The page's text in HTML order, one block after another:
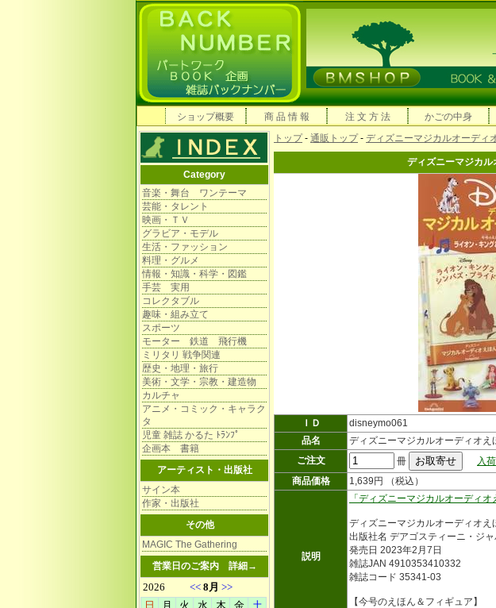
ショップ概要
商 品 情 報 注 文 方 法 かごの中身
Category
音楽・舞台 ワンテーマ
芸能・タレント
映画・ＴＶ
グラビア・モデル
生活・ファッション
料理・グルメ
情報・知識・科学・図鑑
手芸 実用
コレクタブル
趣味・組み立て
スポーツ
モーター 鉄道 飛行機
ミリタリ 戦争関連
歴史・地理・旅行
美術・文学・宗教・建造物
カルチャ
アニメ・コミック・キャラク
タ
児童 雑誌 かるた ﾄﾗﾝﾌﾟ
企画本 書籍
アーティスト・出版社
サイン本
作家・出版社
その他
MAGIC The Gathering
営業日のご案内 詳細→
トップ- 通販トップ- ディズニーマジカルオーディ
ディズニーマジカ
ＩＤ
disneymo061
品名
ディズニーマジカルオーディオ
ご注文
冊
入
商品価格
1,639円 （税込）
説明
「ディズニーマジカルオーディ
ディズニーマジカルオーディオ
出版社名 デアゴスティーニ・ジャ
発売日 2023年2月7日
雑誌JAN 4910353410332
雑誌コード 35341-03
【今号のえほん＆フィギュア】